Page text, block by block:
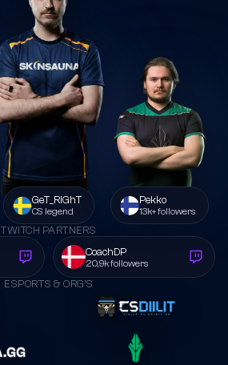
GeT_RiGhT
CS legend
Pekko
13k+ followers
TWITCH PARTNERS
CoachDP
20,9k followers
ESPORTS & ORG’S